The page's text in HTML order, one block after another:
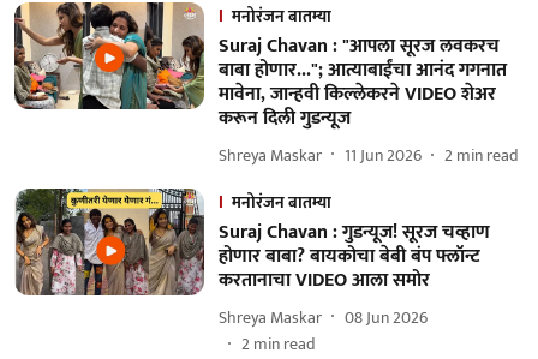
मनोरंजन बातम्या
Suraj Chavan : "आपला सूरज लवकरच
बाबा होणार..."; आत्याबाईंचा आनंद गगनात
मावेना, जान्हवी किल्लेकरने VIDEO शेअर
करून दिली गुडन्यूज
Shreya Maskar 11 Jun 2026 2min read
मनोरंजन बातम्या
Suraj Chavan : गुडन्यूज! सूरज चव्हाण
होणार बाबा? बायकोचा बेबी बंप फ्लॉन्ट
करतानाचा VIDEO आला समोर
Shreya Maskar
08 Jun 2026
2min read